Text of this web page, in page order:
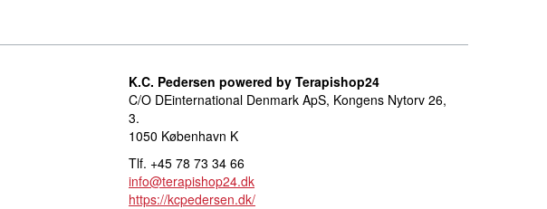
K.C. Pedersen powered by Terapishop24
C/O DEinternational Denmark ApS, Kongens Nytorv 26,
3.
1050 København K
Tlf. +45 78 73 34 66
info@terapishop24.dk
https://kcpedersen.dk/